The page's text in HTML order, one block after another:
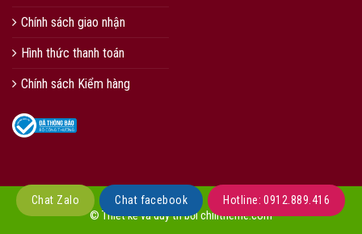
Chính sách giao nhận
Hình thức thanh toán
Chính sách Kiểm hàng
© Thiết kế và duy trì bởi chilitheme.com
Chat Zalo Chat facebook Hotline: 0912.889.416